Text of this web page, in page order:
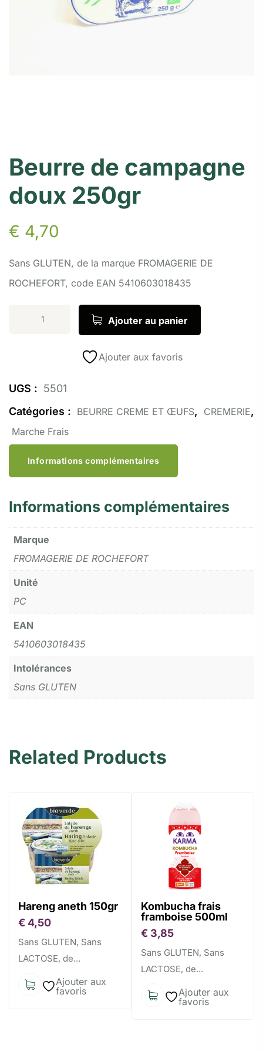
Beurre de campagne
doux 250gr
€ 4,70
Sans GLUTEN, de la marque FROMAGERIE DE
ROCHEFORT, code EAN 5410603018435
Ajouter au panier
Ajouter aux favoris
UGS : 5501
Catégories : BEURRE CREME ET ŒUFS, CREMERIE,
Marche Frais
Informations complémentaires
Informations complémentaires
Marque
FROMAGERIE DE ROCHEFORT
Unité
PC
EAN
5410603018435
Intolérances
Sans GLUTEN
Related Products
Hareng aneth 150gr
€ 4,50
Sans GLUTEN, Sans
LACTOSE, de...
Ajouter aux
favoris
Kombucha frais
framboise 500ml
€ 3,85
Sans GLUTEN, Sans
LACTOSE, de...
Ajouter aux
favoris